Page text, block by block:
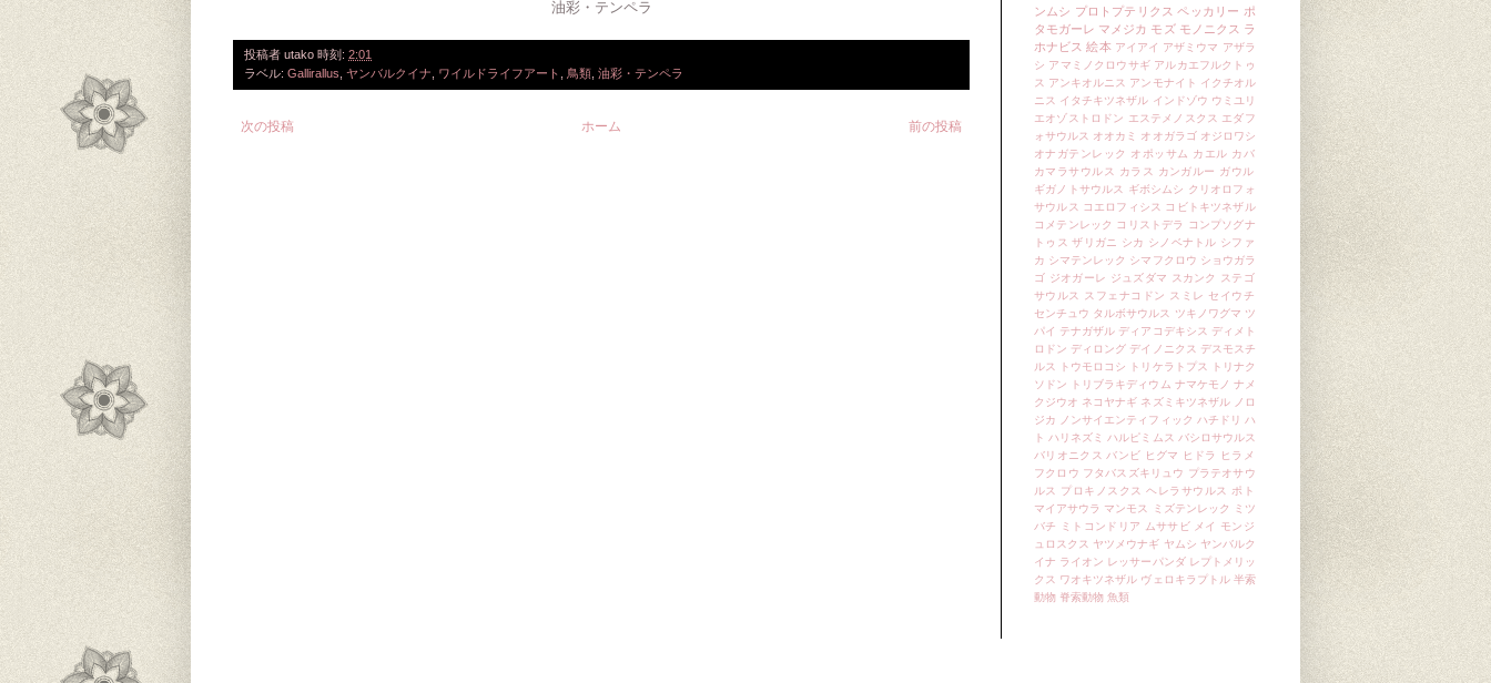
油彩・テンペラ
投稿者 utako 時刻: 2:01
ラベル: Gallirallus ヤンバルクイナ ワイルドライフアート 鳥類 油彩・テンペラ
次の投稿 前の投稿
ホーム
ンムシ プロトプテリクス ペッカリー ポ
タモガーレ マメジカ モズ モノニクス ラ
ホナビス 絵本 アイアイ アザミウマ アザラ
シ アマミノクロウサギ アルカエフルクトゥ
ス アンキオルニス アンモナイト イクチオル
ニス イタチキツネザル インドゾウ ウミユリ
エオゾストロドン エステメノスクス エダフ
ォサウルス オオカミ オオガラゴ オジロワシ
オナガテンレック
オポッサム カエル カバ
カマラサウルス
カラス カンガルー ガウル
ギガノトサウルス
ギボシムシ クリオロフォ
サウルス
コエロフィシス
コビトキツネザル
コメテンレック
コリストデラ
コンプソグナ
トゥス ザリガニ シカ シノベナトル シファ
カ シマテンレック シマフクロウ ショウガラ
ゴ ジオガーレ ジュズダマ スカンク
ステゴ
サウルス
スフェナコドン スミレ セイウチ
センチュウ タルボサウルス ツキノワグマ ツ
パイ テナガザル ディアコデキシス ディメト
ロドン ディロング デイノニクス デスモスチ
ルス
トウモロコシ トリケラトプス
トリナク
ソドン
トリブラキディウム ナマケモノ ナメ
クジウオ ネコヤナギ ネズミキツネザル
ノロ
ジカ
ノンサイエンティフィック ハチドリ ハ
ト ハリネズミ ハルピミムス バシロサウルス
バリオニクス バンビ ヒグマ ヒドラ
ヒラメ
フクロウ フタバスズキリュウ プラテオサウ
ルス
プロキノスクス ヘレラサウルス
ポト
マイアサウラ マンモス ミズテンレック
ミツ
バチ
ミトコンドリア ムササビ メイ
モンジ
ュロスクス ヤツメウナギ ヤムシ ヤンバルク
イナ ライオン レッサーパンダ レプトメリッ
クス ワオキツネザル ヴェロキラプトル 半索
動物 脊索動物 魚類